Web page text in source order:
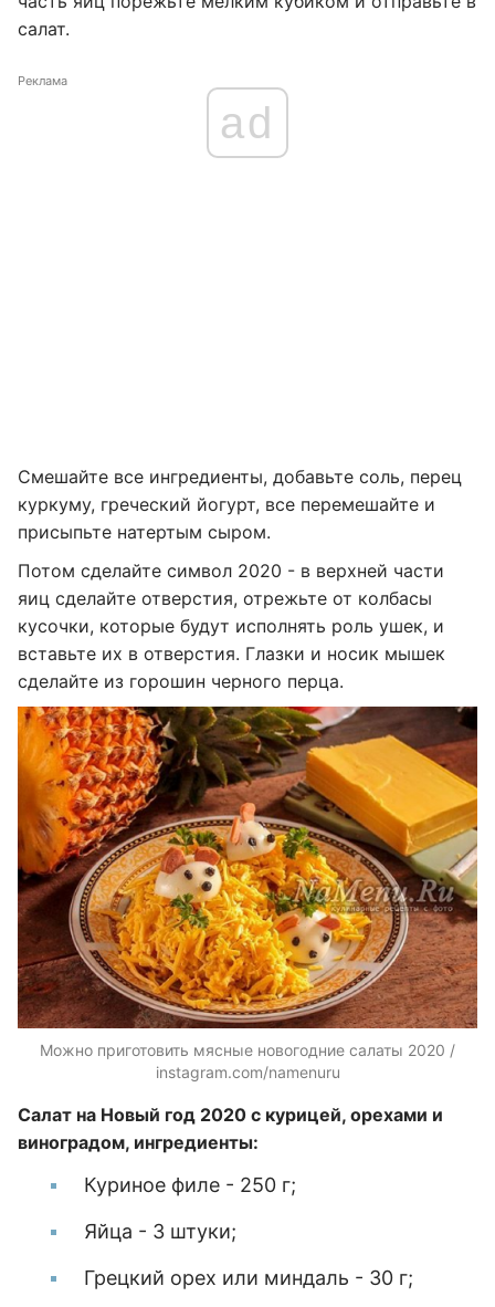
салат.
Реклама
ad
Смешайте все ингредиенты, добавьте соль, перец
куркуму, греческий йогурт, все перемешайте и
присыпьте натертым сыром.
Потом сделайте символ 2020 - в верхней части
яиц сделайте отверстия, отрежьте от колбасы
кусочки, которые будут исполнять роль ушек, и
вставьте их в отверстия. Глазки и носик мышек
сделайте из горошин черного перца.
Можно приготовить мясные новогодние салаты 2020 /
instagram.com/namenuru
Салат на Новый год 2020 с курицей, орехами и
виноградом, ингредиенты:
Куриное филе - 250 г;
Яйца - 3 штуки;
Грецкий орех или миндаль - 30 г;